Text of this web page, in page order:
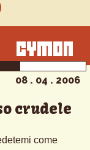
08 . 04 . 2006
crudele
come